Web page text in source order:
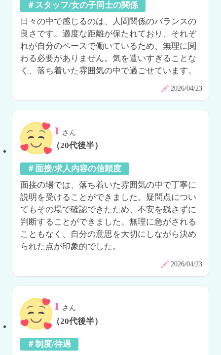
＃スタッフ/女の子同士の関係
日々の中で感じるのは、人間関係のバランスの
良さです。適度な距離が保たれており、それぞ
れが自分のペースで働いているため、無理に関
わる必要がありません。気を遣いすぎることな
く、落ち着いた雰囲気の中で過ごせています。
2026/04/23
I さん
（20代後半）
＃面接/求人内容の信頼度
面接の場では、落ち着いた雰囲気の中で丁寧に
説明を受けることができました。疑問点につい
てもその場で確認できたため、不安を残さずに
判断することができました。無理に急がされる
こともなく、自分の意思を大切にしながら決め
られた点が印象的でした。
2026/04/23
I さん
（20代後半）
＃制度/待遇